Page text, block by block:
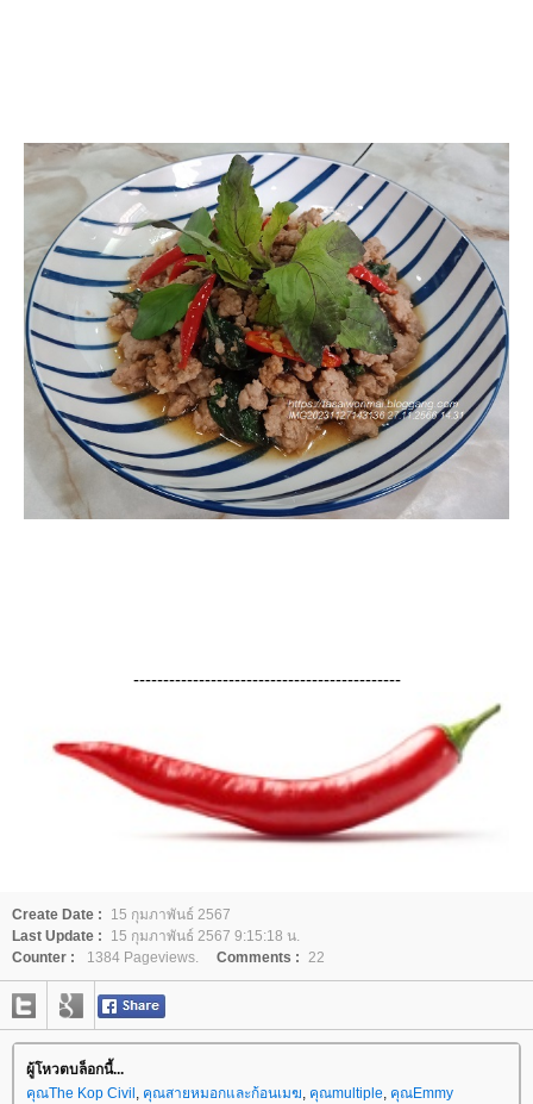
---------------------------------------------
Create Date :
15 กุมภาพันธ์ 2567
Last Update :
15 กุมภาพันธ์ 2567 9:15:18 น.
Counter :
1384 Pageviews. Comments : 22
ผู้โหวตบล็อกนี้...
คุณThe Kop Civil คุณสายหมอกและก้อนเมฆ คุณmultiple คุณEmmy